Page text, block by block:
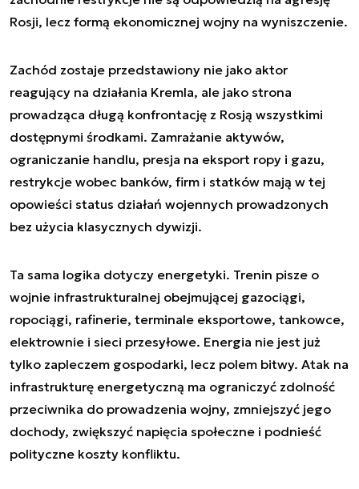
Rosji, lecz formą ekonomicznej wojny na wyniszczenie.
Zachód zostaje przedstawiony nie jako aktor
reagujący na działania Kremla, ale jako strona
prowadząca długą konfrontację z Rosją wszystkimi
dostępnymi środkami. Zamrażanie aktywów,
ograniczanie handlu, presja na eksport ropy i gazu,
restrykcje wobec banków, firm i statków mają w tej
opowieści status działań wojennych prowadzonych
bez użycia klasycznych dywizji.
Ta sama logika dotyczy energetyki. Trenin pisze o
wojnie infrastrukturalnej obejmującej gazociągi,
ropociągi, rafinerie, terminale eksportowe, tankowce,
elektrownie i sieci przesyłowe. Energia nie jest już
tylko zapleczem gospodarki, lecz polem bitwy. Atak na
infrastrukturę energetyczną ma ograniczyć zdolność
przeciwnika do prowadzenia wojny, zmniejszyć jego
dochody, zwiększyć napięcia społeczne i podnieść
polityczne koszty konfliktu.